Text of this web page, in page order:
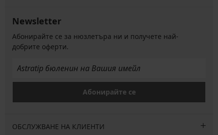
Newsletter
Абонирайте се за нюзлетъра ни и получете най-
добрите оферти.
Абонирайте се
ОБСЛУЖВАНЕ НА КЛИЕНТИ